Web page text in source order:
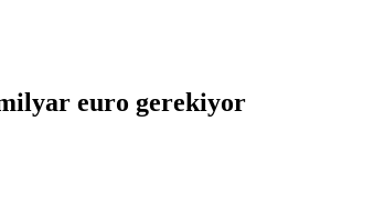
euro gerekiyor